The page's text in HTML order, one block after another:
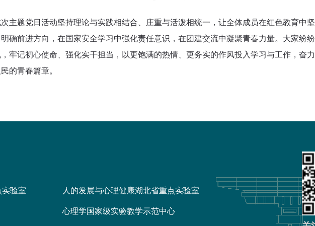
主题党日活动坚持理论与实践相结合、庄重与活泼相统一，让全体成员在红色教育中
确前进方向，在国家安全学习中强化责任意识，在团建交流中凝聚青春力量。大家纷
牢记初心使命、强化实干担当，以更饱满的热情、更务实的作风投入学习与工作，奋
的青春篇章。
验室 人的发展与心理健康湖北省重点实验室
心理学国家级实验教学示范中心